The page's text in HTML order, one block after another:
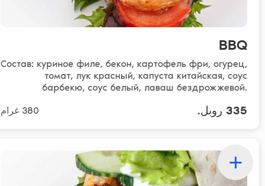
BBQ
Состав: куриное филе, бекон, картофель фри, огурец,
томат, лук красный, капуста китайская, соус
барбекю, соус белый, лаваш бездрожжевой.
335 روبل. 380 غرام